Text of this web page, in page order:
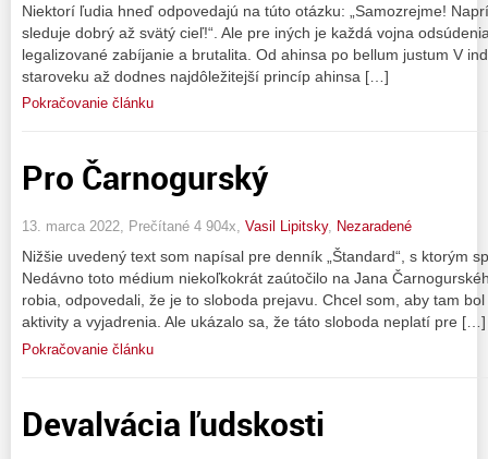
Niektorí ľudia hneď odpovedajú na túto otázku: „Samozrejme!
sleduje dobrý až svätý cieľ!“. Ale pre iných je každá vojna
legalizované zabíjanie a brutalita. Od ahinsa po bellum justum V
staroveku až dodnes najdôležitejší princíp ahinsa […]
Pokračovanie článku
Pro Čarnogurský
13. marca 2022, Prečítané 4 904x, Vasil Lipitsky, Nezaradené
Nižšie uvedený text som napísal pre denník „Štandard“, s ktorým
Nedávno toto médium niekoľkokrát zaútočilo na Jana
robia, odpovedali, že je to sloboda prejavu. Chcel som, aby tam
aktivity a vyjadrenia. Ale ukázalo sa, že táto sloboda neplatí pre […]
Pokračovanie článku
Devalvácia ľudskosti